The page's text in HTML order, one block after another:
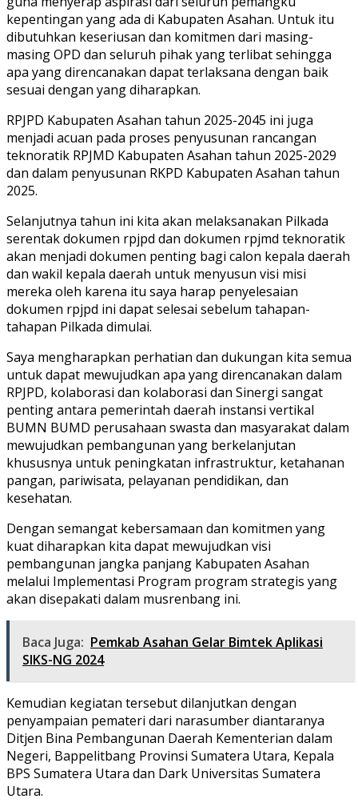
kepentingan yang ada di Kabupaten Asahan. Untuk itu
dibutuhkan keseriusan dan komitmen dari masing-
masing OPD dan seluruh pihak yang terlibat sehingga
apa yang direncanakan dapat terlaksana dengan baik
sesuai dengan yang diharapkan.
RPJPD Kabupaten Asahan tahun 2025-2045 ini juga
menjadi acuan pada proses penyusunan rancangan
teknoratik RPJMD Kabupaten Asahan tahun 2025-2029
dan dalam penyusunan RKPD Kabupaten Asahan tahun
2025.
Selanjutnya tahun ini kita akan melaksanakan Pilkada
serentak dokumen rpjpd dan dokumen rpjmd teknoratik
akan menjadi dokumen penting bagi calon kepala daerah
dan wakil kepala daerah untuk menyusun visi misi
mereka oleh karena itu saya harap penyelesaian
dokumen rpjpd ini dapat selesai sebelum tahapan-
tahapan Pilkada dimulai.
Saya mengharapkan perhatian dan dukungan kita semua
untuk dapat mewujudkan apa yang direncanakan dalam
RPJPD, kolaborasi dan kolaborasi dan Sinergi sangat
penting antara pemerintah daerah instansi vertikal
BUMN BUMD perusahaan swasta dan masyarakat dalam
mewujudkan pembangunan yang berkelanjutan
khususnya untuk peningkatan infrastruktur, ketahanan
pangan, pariwisata, pelayanan pendidikan, dan
kesehatan.
Dengan semangat kebersamaan dan komitmen yang
kuat diharapkan kita dapat mewujudkan visi
pembangunan jangka panjang Kabupaten Asahan
melalui Implementasi Program program strategis yang
akan disepakati dalam musrenbang ini.
Baca Juga: Pemkab Asahan Gelar Bimtek Aplikasi
SIKS-NG 2024
Kemudian kegiatan tersebut dilanjutkan dengan
penyampaian pemateri dari narasumber diantaranya
Ditjen Bina Pembangunan Daerah Kementerian dalam
Negeri, Bappelitbang Provinsi Sumatera Utara, Kepala
BPS Sumatera Utara dan Dark Universitas Sumatera
Utara.